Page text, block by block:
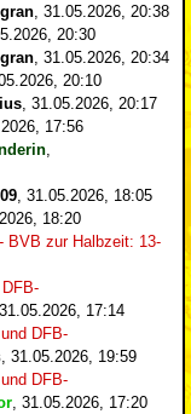
31.05.2026, 20:38
20:30
31.05.2026, 20:34
20:10
31.05.2026, 20:17
17:56
31.05.2026, 18:05
18:20
BVB zur Halbzeit: 13-
31.05.2026, 17:14
DFB-
31.05.2026, 19:59
DFB-
31.05.2026, 17:20